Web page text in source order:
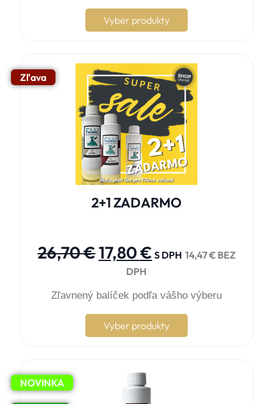
Vyber produkty
Zľava
2+1 ZADARMO
26,70€17,80€ S DPH 14,47€BEZ
DPH
Zľavnený balíček podľa vášho výberu
Vyber produkty
NOVINKA